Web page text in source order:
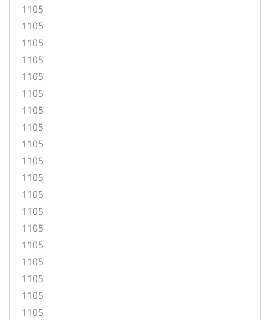
1105
1105
1105
1105
1105
1105
1105
1105
1105
1105
1105
1105
1105
1105
1105
1105
1105
1105
1105